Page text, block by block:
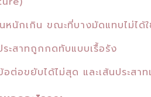
หนักเกิน ขณะที่บางมัดแทบไม่ได้
ระสาทถูกกดทับแบบเรื้อรัง
ต่อขยับได้ไม่สุด และเส้นประส